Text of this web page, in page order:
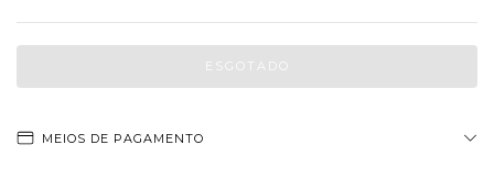
MEIOS DE PAGAMENTO